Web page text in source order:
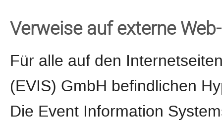
Verweise auf externe
Für alle auf den
(EVIS) GmbH befindlichen
Die Event Information